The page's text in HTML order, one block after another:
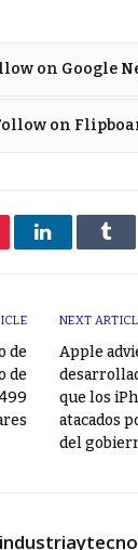
on Google
on
LinkedIn
de
de
NEXT
Apple
que los
atacados
del